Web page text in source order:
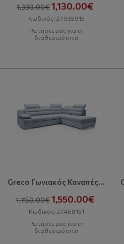
1,330.00€1,130.00€
Κωδικός: 27.935915
Ρωτήστε μας για τη
διαθεσιμότητα
Greco Γωνιακός Καναπές Με Κρεβάτι Και Αποθηκευτικό Χώρο
1,750.00€ 1,550.00€
Κωδικός: 27.468151
Ρωτήστε μας για τη
διαθεσιμότητα